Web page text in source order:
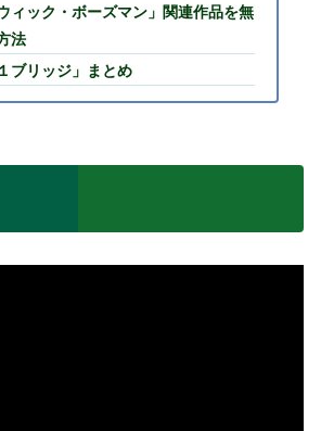
ィック・ボーズマン」関連作品を無
法
ブリッジ」まとめ